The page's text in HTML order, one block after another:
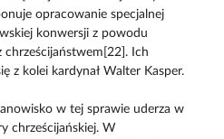
opracowanie specjalnej
konwersji z powodu
Ich
z kolei kardynał Walter Kasper.
w tej sprawie uderza w
chrześcijańskiej. W